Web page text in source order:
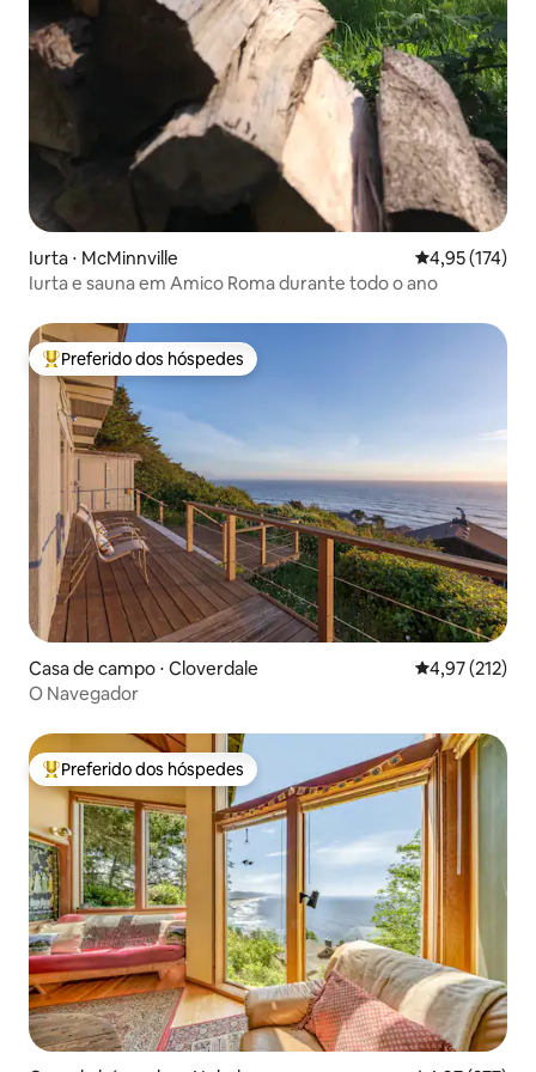
Iurta ⋅ McMinnville 4,95 de uma
4,95 (174)
Iurta e sauna em Amico Roma durante todo o ano
Entre os melhores preferidos dos hóspedes
Preferido dos hóspedes
Casa de campo ⋅ Cloverdale 4,97 de uma
4,97 (212)
O Navegador
Entre os melhores preferidos dos hóspedes
Preferido dos hóspedes